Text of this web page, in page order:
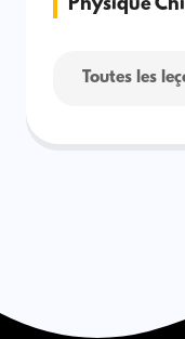
Physique
Toutes les